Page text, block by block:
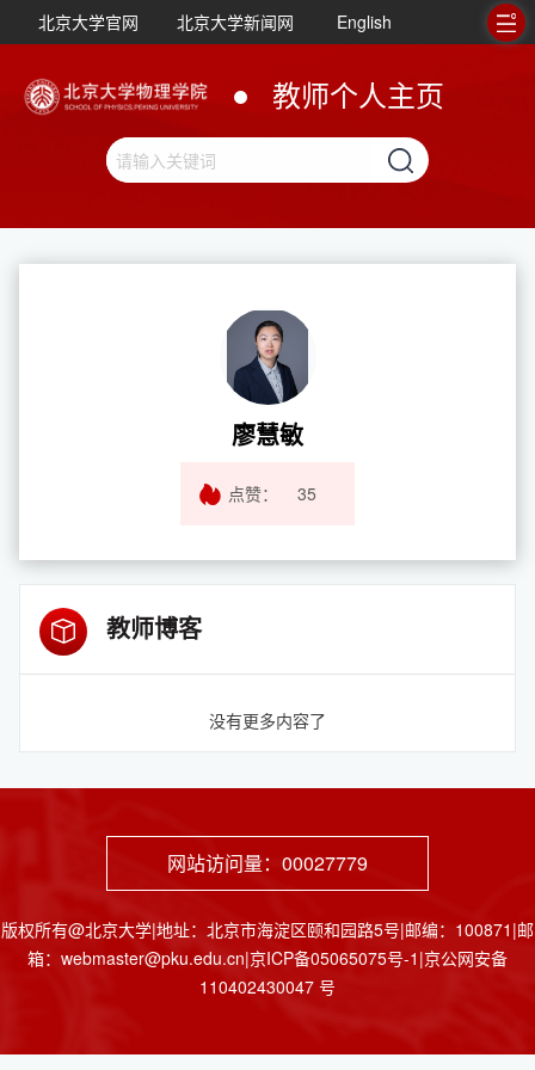
北京大学官网 北京大学新闻网 English
教师个人主页
廖慧敏
点赞： 35
教师博客
没有更多内容了
网站访问量： 00027779
版权所有@北京大学|地址：北京市海淀区颐和园路5号|邮编：100871|邮
箱：webmaster@pku.edu.cn|京ICP备05065075号-1|京公网安备
110402430047 号